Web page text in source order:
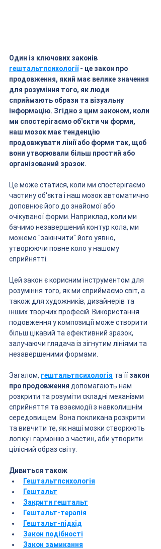
Один із ключових законів
гештальтпсихології - це закон про
продовження, який має велике значення
для розуміння того, як люди
сприймають образи та візуальну
інформацію. Згідно з цим законом, коли
ми спостерігаємо об'єкти чи форми,
наш мозок має тенденцію
продовжувати лінії або форми так, щоб
вони утворювали більш простий або
організований зразок.
Це може статися, коли ми спостерігаємо
частину об'єкта і наш мозок автоматично
доповнює його до знайомої або
очікуваної форми. Наприклад, коли ми
бачимо незавершений контур кола, ми
можемо "закінчити" його уявно,
утворюючи повне коло у нашому
сприйнятті.
Цей закон є корисним інструментом для
розуміння того, як ми сприймаємо світ, а
також для художників, дизайнерів та
інших творчих професій. Використання
подовження у композиції може створити
більш цікавий та ефективний зразок,
залучаючи глядача із зігнутим лініями та
незавершеними формами.
Загалом, гештальтпсихологія та її закон
про продовження допомагають нам
розкрити та розуміти складні механізми
сприйняття та взаємодії з навколишнім
середовищем. Вона покликана розкрити
та вивчити те, як наші мозки створюють
логіку і гармонію з частин, аби утворити
цілісний образ світу.
Дивиться також
Гештальтпсихологія
Гештальт
Закрити гештальт
Гештальт-терапія
Гештальт-підхід
Закон подібності
Закон замикання